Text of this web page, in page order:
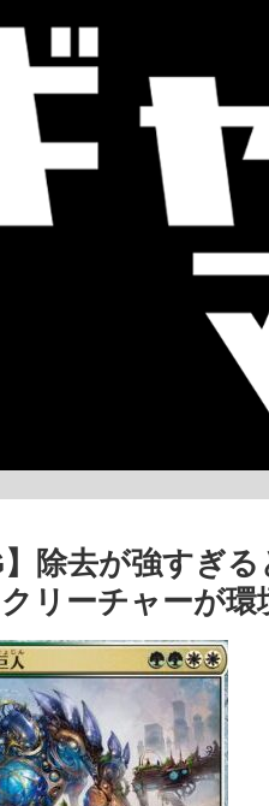
】除去が強すぎ
リーチャーが